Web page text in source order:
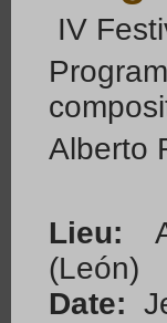
IV
Alberto
Lieu:
(León)
Date: